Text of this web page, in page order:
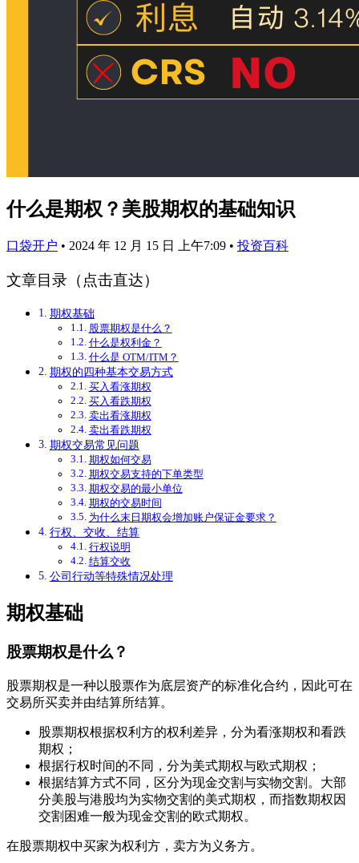
什么是期权？美股期权的基础知识
口袋开户 • 2024 年 12 月 15 日 上午7:09 • 投资百科
文章目录（点击直达）
期权基础
股票期权是什么？
什么是权利金？
什么是 OTM/ITM？
期权的四种基本交易方式
买入看涨期权
买入看跌期权
卖出看涨期权
卖出看跌期权
期权交易常见问题
期权如何交易
期权交易支持的下单类型
期权交易的最小单位
期权的交易时间
为什么末日期权会增加账户保证金要求？
行权、交收、结算
行权说明
结算交收
公司行动等特殊情况处理
期权基础
股票期权是什么？
股票期权是一种以股票作为底层资产的标准化合约，因此可在
交易所买卖并由结算所结算。
股票期权根据权利方的权利差异，分为看涨期权和看跌
期权；
根据行权时间的不同，分为美式期权与欧式期权；
根据结算方式不同，区分为现金交割与实物交割。大部
分美股与港股均为实物交割的美式期权，而指数期权因
交割困难一般为现金交割的欧式期权。
在股票期权中买家为权利方，卖方为义务方。